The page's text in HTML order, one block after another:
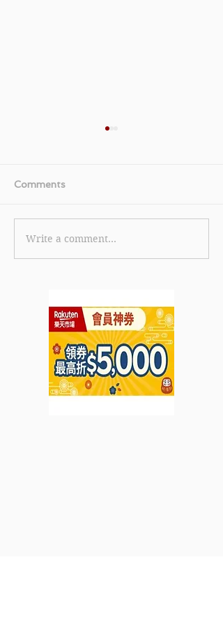
《KKday 優惠》- 預訂九
州熊本一日遊可享8折優惠
月28日)
Comments
Write a comment...